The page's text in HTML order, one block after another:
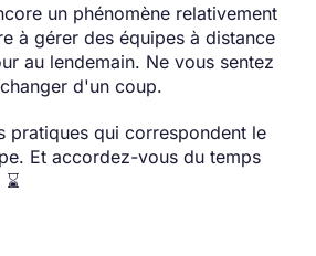
un phénomène relativement
à gérer des équipes à distance
au lendemain. Ne vous sentez
d'un coup.
pratiques qui correspondent le
Et accordez-vous du temps